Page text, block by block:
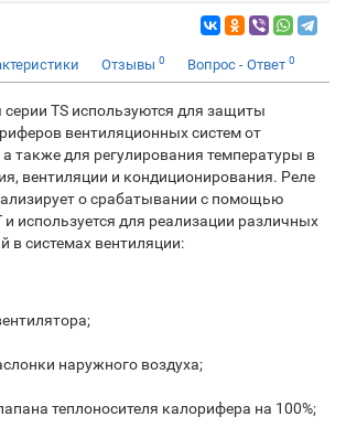
Отзывы 0 Вопрос - Ответ 0
серии TS используются для защиты
вентиляционных систем от
также для регулирования температуры в
вентиляции и кондиционирования. Реле
о срабатывании с помощью
и используется для реализации различных
в системах вентиляции:
наружного воздуха;
теплоносителя калорифера на 100%;